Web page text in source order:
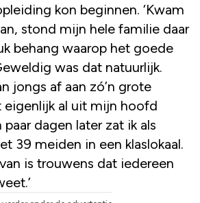
kon beginnen. ‘Kwam
stond mijn hele familie daar
behang waarop het goede
was dat natuurlijk.
jongs af aan zó’n grote
eigenlijk al uit mijn hoofd
dagen later zat ik als
39 meiden in een klaslokaal.
is trouwens dat iedereen